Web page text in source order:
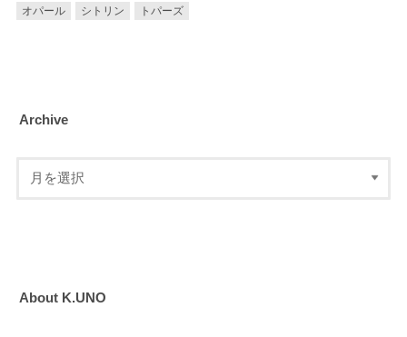
オパール
シトリン トパーズ
Archive
About K.UNO